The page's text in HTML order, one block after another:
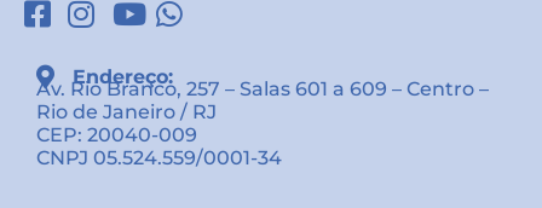
Endereço:
Av. Rio Branco, 257 – Salas 601 a 609 – Centro –
Rio de Janeiro / RJ
CEP: 20040-009
CNPJ 05.524.559/0001-34